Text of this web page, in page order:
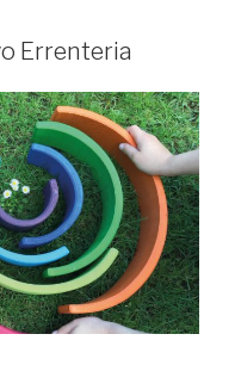
Errenteria